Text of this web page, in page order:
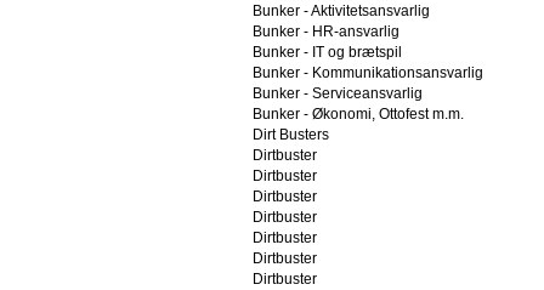
Bunker - Aktivitetsansvarlig
Bunker - HR-ansvarlig
Bunker - IT og brætspil
Bunker - Kommunikationsansvarlig
Bunker - Serviceansvarlig
Bunker - Økonomi, Ottofest m.m.
Dirt Busters
Dirtbuster
Dirtbuster
Dirtbuster
Dirtbuster
Dirtbuster
Dirtbuster
Dirtbuster